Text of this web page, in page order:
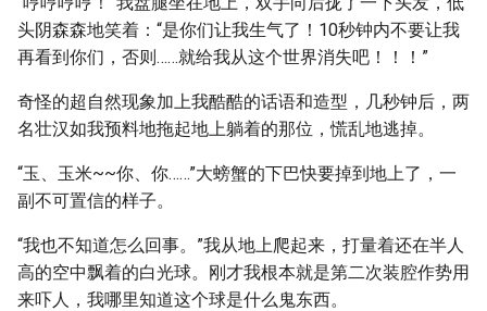
头阴森森地笑着：“是你们让我生气了！10秒钟内不要让我
再看到你们，否则……就给我从这个世界消失吧！！！”
奇怪的超自然现象加上我酷酷的话语和造型，几秒钟后，两
名壮汉如我预料地拖起地上躺着的那位，慌乱地逃掉。
“玉、玉米~~你、你……”大螃蟹的下巴快要掉到地上了，一
副不可置信的样子。
“我也不知道怎么回事。”我从地上爬起来，打量着还在半人
高的空中飘着的白光球。刚才我根本就是第二次装腔作势用
来吓人，我哪里知道这个球是什么鬼东西。